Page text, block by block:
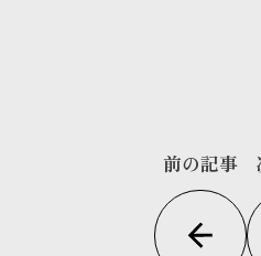
前の記事